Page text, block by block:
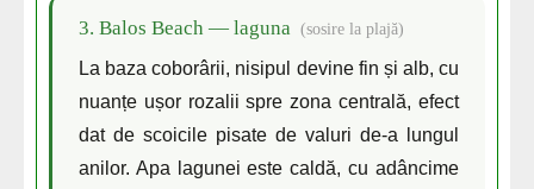
3. Balos Beach — laguna (sosire la plajă)
La baza coborârii, nisipul devine fin și alb, cu
nuanțe ușor rozalii spre zona centrală, efect
dat de scoicile pisate de valuri de-a lungul
anilor. Apa lagunei este caldă, cu adâncime